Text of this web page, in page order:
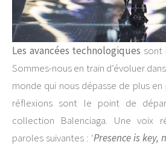
Les avancées technologiques sont
Sommes-nous en train d’évoluer
monde qui nous dépasse de plus en
réflexions sont le point de
collection Balenciaga. Une voix
paroles suivantes : ‘Presence is key,